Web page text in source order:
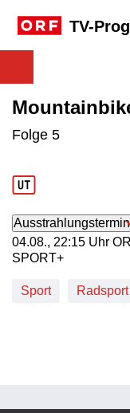
TV-
Folge 5
04. August, 22:15
04.08., 22:15 Uhr
SPORT+
Sport Radsport